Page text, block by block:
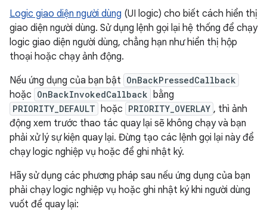
Logic giao diện người dùng (UI logic) cho biết cách hiển thị
giao diện người dùng. Sử dụng lệnh gọi lại hệ thống để chạy
logic giao diện người dùng, chẳng hạn như hiển thị hộp
thoại hoặc chạy ảnh động.
Nếu ứng dụng của bạn bật OnBackPressedCallback
hoặc OnBackInvokedCallback bằng
PRIORITY_DEFAULT hoặc PRIORITY_OVERLAY , thì ảnh
động xem trước thao tác quay lại sẽ không chạy và bạn
phải xử lý sự kiện quay lại. Đừng tạo các lệnh gọi lại này để
chạy logic nghiệp vụ hoặc để ghi nhật ký.
Hãy sử dụng các phương pháp sau nếu ứng dụng của bạn
phải chạy logic nghiệp vụ hoặc ghi nhật ký khi người dùng
vuốt để quay lại: